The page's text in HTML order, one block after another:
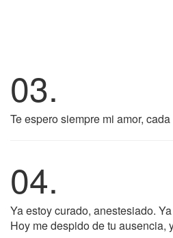
03.
Te espero siempre mi amor,
04.
Ya estoy curado, anestesiado.
Hoy me despido de tu ausencia,